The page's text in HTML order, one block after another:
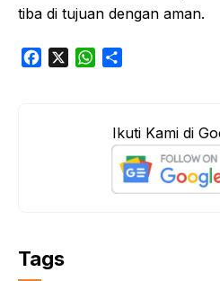
tiba di tujuan dengan aman.
W
e
Ikuti Kami di
Tags